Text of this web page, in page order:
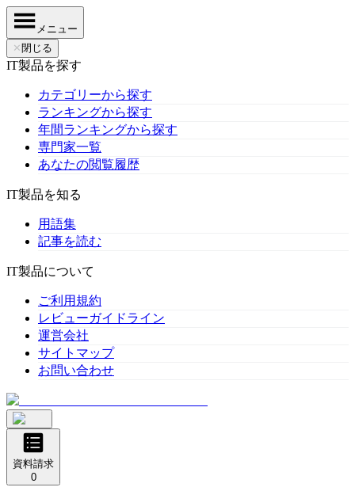
メニュー
✕ 閉じる
IT製品を探す
カテゴリーから探す
ランキングから探す
年間ランキングから探す
専門家一覧
あなたの閲覧履歴
IT製品を知る
用語集
記事を読む
IT製品について
ご利用規約
レビューガイドライン
運営会社
サイトマップ
お問い合わせ
資料請求
0